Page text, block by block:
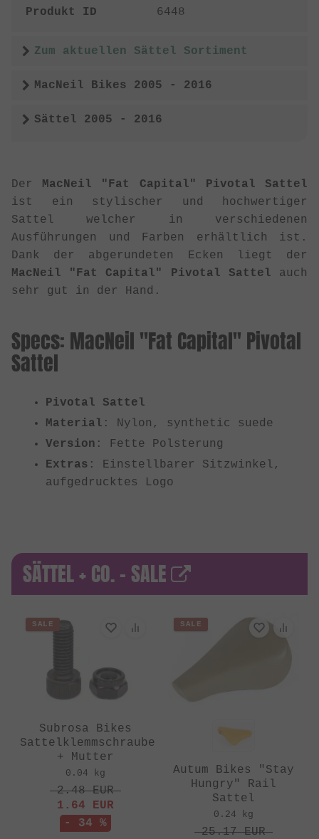
Produkt ID
6448
Zum aktuellen Sättel Sortiment
MacNeil Bikes 2005 - 2016
Sättel 2005 - 2016
Der MacNeil "Fat Capital" Pivotal Sattel
ist ein stylischer und hochwertiger
Sattel welcher in verschiedenen
Ausführungen und Farben erhältlich ist.
Dank der abgerundeten Ecken liegt der
MacNeil "Fat Capital" Pivotal Sattel auch
sehr gut in der Hand.
Specs: MacNeil "Fat Capital" Pivotal
Sattel
Pivotal Sattel
Material : Nylon, synthetic suede
Version : Fette Polsterung
Extras : Einstellbarer Sitzwinkel,
aufgedrucktes Logo
SÄTTEL + CO. - SALE
SALE
Subrosa Bikes
Sattelklemmschraube
+ Mutter
0.04 kg
2.48EUR
1.64 EUR
- 34 %
SALE
Autum Bikes "Stay
Hungry" Rail
Sattel
0.24 kg
25.17EUR